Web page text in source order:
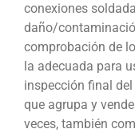
conexiones
daño/
comprobación de
la adecuada para
inspección final
que agrupa y
veces, también